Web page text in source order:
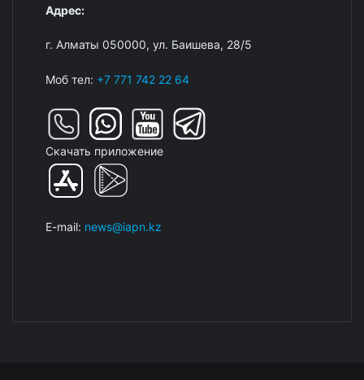
Адрес:
г. Алматы 050000, ул. Баишева, 28/5
Моб тел: +7 771 742 22 64
Скачать приложение
E-mail: news@iapn.kz